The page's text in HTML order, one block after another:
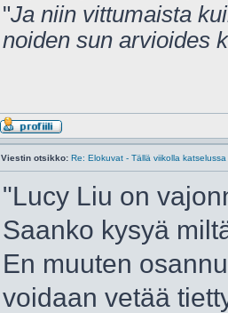
"Ja niin vittumaista
noiden sun arvioides
Viestin otsikko: Re: Elokuvat - Tällä viikolla katselussa
"Lucy Liu on
Saanko kysyä
En muuten
voidaan vetää